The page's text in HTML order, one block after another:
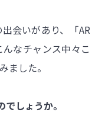
会いがあり、「AR
なチャンス中々こ
ました。
しょうか。